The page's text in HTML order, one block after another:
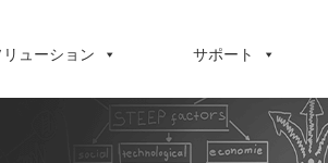
リューション サポート